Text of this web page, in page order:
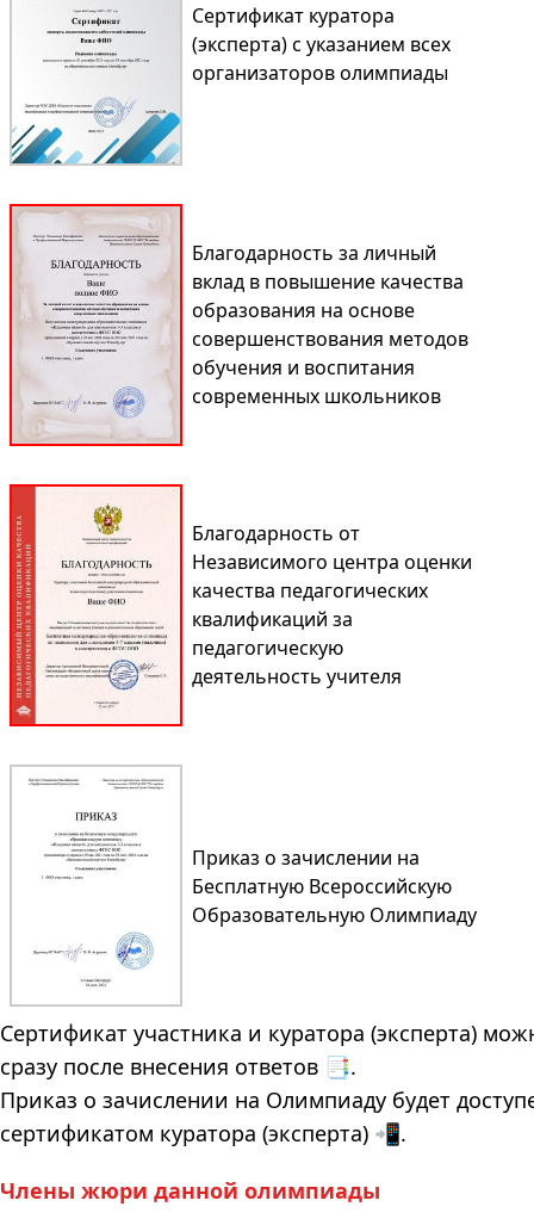
Сертификат куратора
(эксперта) с указанием всех
организаторов олимпиады
Благодарность за личный
вклад в повышение качества
образования на основе
совершенствования методов
обучения и воспитания
современных школьников
Благодарность от
Независимого центра оценки
качества педагогических
квалификаций за
педагогическую
деятельность учителя
Приказ о зачислении на
Бесплатную Всероссийскую
Образовательную Олимпиаду
Сертификат участника и куратора (эксперта)
сразу после внесения ответов 📑.
Приказ о зачислении на Олимпиаду будет
сертификатом куратора (эксперта) 📲.
Члены жюри данной олимпиады